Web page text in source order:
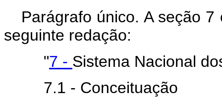
Parágrafo único. A seção
seguinte redação:
"7 - Sistema Nacional
7.1 - Conceituação